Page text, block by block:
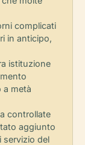
complicati
in anticipo,
istituzione
a metà
controllate
aggiunto
servizio del